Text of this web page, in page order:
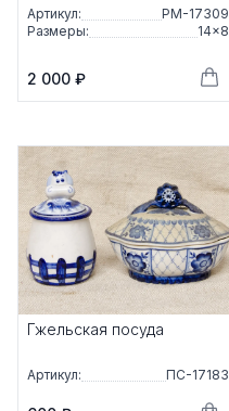
Артикул:
РМ-17309
Размеры:
14×8
2 000 ₽
Гжельская посуда
Артикул: ПС-17183